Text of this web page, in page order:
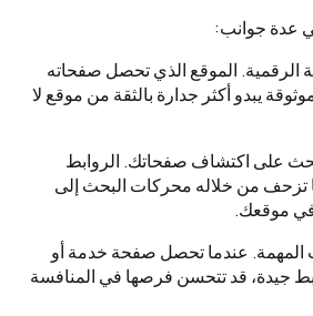
عدة جوانب:
الرقمية. الموقع الذي تحصل صفحاته
يبدو أكثر جدارة بالثقة من موقع لا
على اكتشاف صفحاتك. الروابط
تزحف من خلاله محركات البحث إلى
موقعك.
المهمة. عندما تحصل صفحة خدمة أو
جيدة، قد تتحسن فرصها في المنافسة